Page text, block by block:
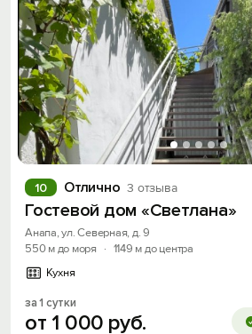
Отлично 3 отзыва
10
Гостевой дом «Светлана»
Анапа, ул. Северная, д. 9
550 м до моря
· 1149 м до центра
Кухня
за 1 сутки
от 1 000 руб.